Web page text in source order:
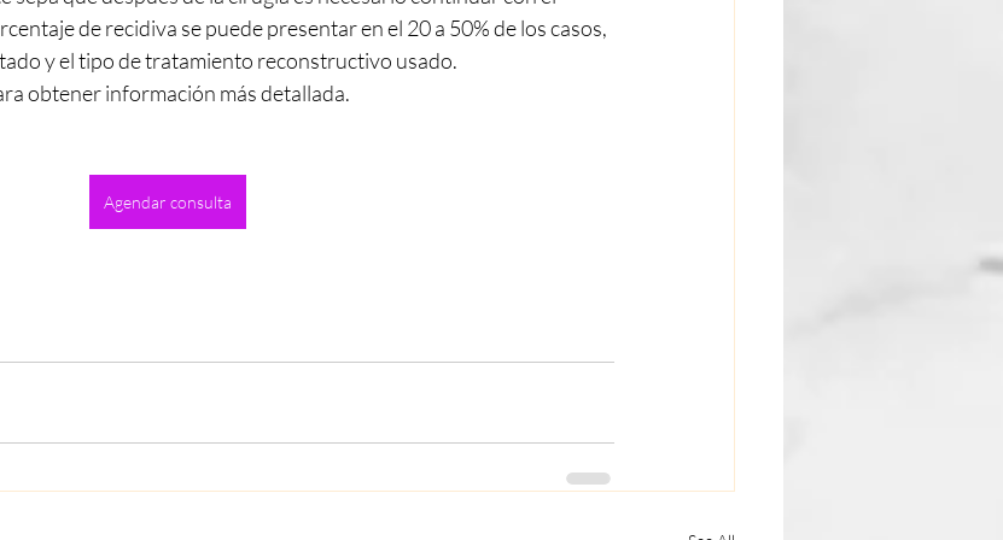
de recidiva se puede presentar en el 20 a 50% de los casos,
y el tipo de tratamiento reconstructivo usado.
obtener información más detallada.
Agendar consulta